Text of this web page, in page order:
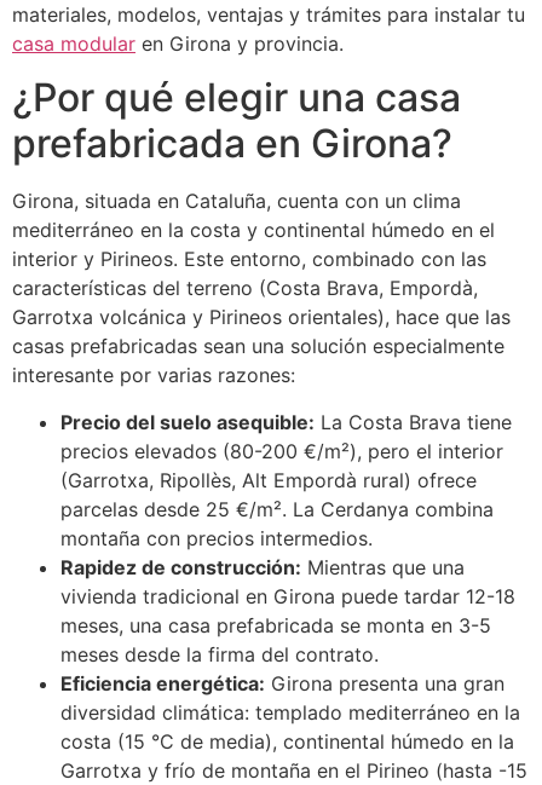
materiales, modelos, ventajas y trámites para instalar tu
casa modular en Girona y provincia.
¿Por qué elegir una casa
prefabricada en Girona?
Girona, situada en Cataluña, cuenta con un clima
mediterráneo en la costa y continental húmedo en el
interior y Pirineos. Este entorno, combinado con las
características del terreno (Costa Brava, Empordà,
Garrotxa volcánica y Pirineos orientales), hace que las
casas prefabricadas sean una solución especialmente
interesante por varias razones:
Precio del suelo asequible: La Costa Brava tiene
precios elevados (80-200 €/m²), pero el interior
(Garrotxa, Ripollès, Alt Empordà rural) ofrece
parcelas desde 25 €/m². La Cerdanya combina
montaña con precios intermedios.
Rapidez de construcción: Mientras que una
vivienda tradicional en Girona puede tardar 12-18
meses, una casa prefabricada se monta en 3-5
meses desde la firma del contrato.
Eficiencia energética: Girona presenta una gran
diversidad climática: templado mediterráneo en la
costa (15 °C de media), continental húmedo en la
Garrotxa y frío de montaña en el Pirineo (hasta -15